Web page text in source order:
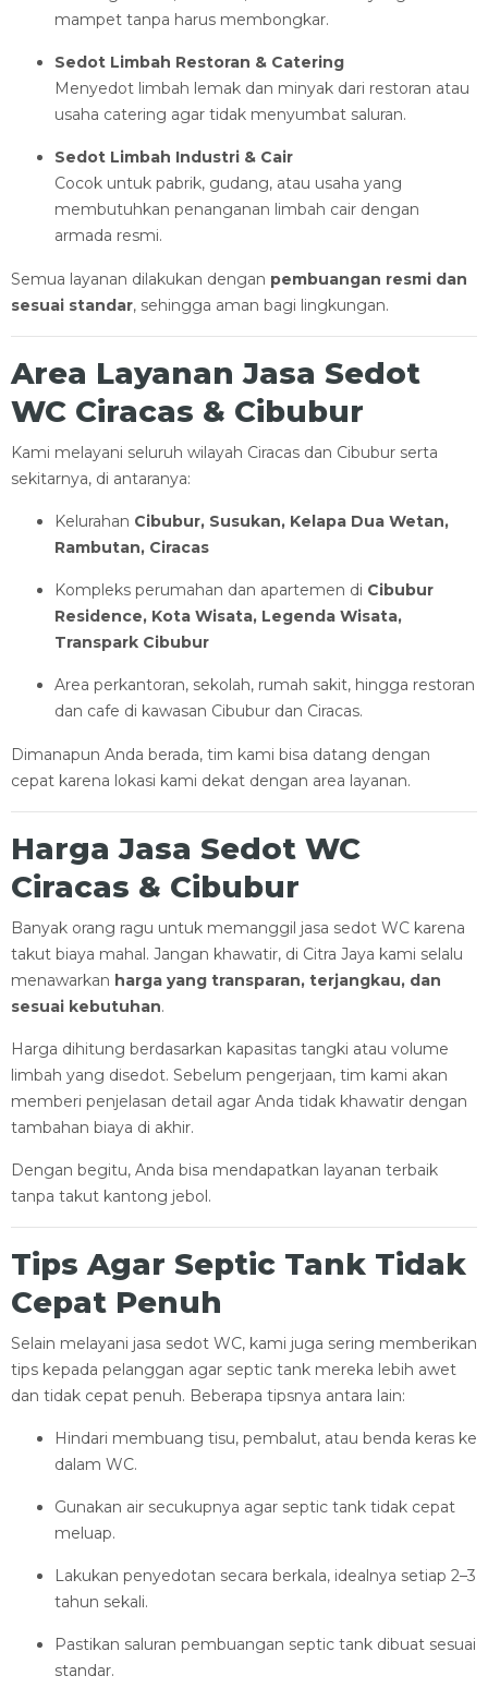
mampet tanpa harus membongkar.
Sedot Limbah Restoran & Catering
Menyedot limbah lemak dan minyak dari restoran atau
usaha catering agar tidak menyumbat saluran.
Sedot Limbah Industri & Cair
Cocok untuk pabrik, gudang, atau usaha yang
membutuhkan penanganan limbah cair dengan
armada resmi.
Semua layanan dilakukan dengan pembuangan resmi dan
sesuai standar, sehingga aman bagi lingkungan.
Area Layanan Jasa Sedot
WC Ciracas & Cibubur
Kami melayani seluruh wilayah Ciracas dan Cibubur serta
sekitarnya, di antaranya:
Kelurahan Cibubur, Susukan, Kelapa Dua Wetan,
Rambutan, Ciracas
Kompleks perumahan dan apartemen di Cibubur
Residence, Kota Wisata, Legenda Wisata,
Transpark Cibubur
Area perkantoran, sekolah, rumah sakit, hingga restoran
dan cafe di kawasan Cibubur dan Ciracas.
Dimanapun Anda berada, tim kami bisa datang dengan
cepat karena lokasi kami dekat dengan area layanan.
Harga Jasa Sedot WC
Ciracas & Cibubur
Banyak orang ragu untuk memanggil jasa sedot WC karena
takut biaya mahal. Jangan khawatir, di Citra Jaya kami selalu
menawarkan harga yang transparan, terjangkau, dan
sesuai kebutuhan.
Harga dihitung berdasarkan kapasitas tangki atau volume
limbah yang disedot. Sebelum pengerjaan, tim kami akan
memberi penjelasan detail agar Anda tidak khawatir dengan
tambahan biaya di akhir.
Dengan begitu, Anda bisa mendapatkan layanan terbaik
tanpa takut kantong jebol.
Tips Agar Septic Tank Tidak
Cepat Penuh
Selain melayani jasa sedot WC, kami juga sering memberikan
tips kepada pelanggan agar septic tank mereka lebih awet
dan tidak cepat penuh. Beberapa tipsnya antara lain:
Hindari membuang tisu, pembalut, atau benda keras ke
dalam WC.
Gunakan air secukupnya agar septic tank tidak cepat
meluap.
Lakukan penyedotan secara berkala, idealnya setiap 2–3
tahun sekali.
Pastikan saluran pembuangan septic tank dibuat sesuai
standar.